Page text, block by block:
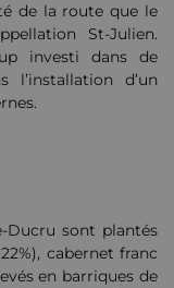
de la route que le
St-Julien.
investi dans de
l’installation d’un
Ducru sont plantés
cabernet franc
en barriques de